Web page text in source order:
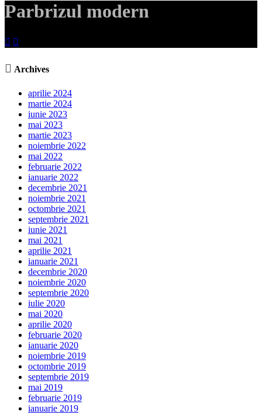
Parbrizul modern
 
 Archives
aprilie 2024
martie 2024
iunie 2023
mai 2023
martie 2023
noiembrie 2022
mai 2022
februarie 2022
ianuarie 2022
decembrie 2021
noiembrie 2021
octombrie 2021
septembrie 2021
iunie 2021
mai 2021
aprilie 2021
ianuarie 2021
decembrie 2020
noiembrie 2020
septembrie 2020
iulie 2020
mai 2020
aprilie 2020
februarie 2020
ianuarie 2020
noiembrie 2019
octombrie 2019
septembrie 2019
mai 2019
februarie 2019
ianuarie 2019